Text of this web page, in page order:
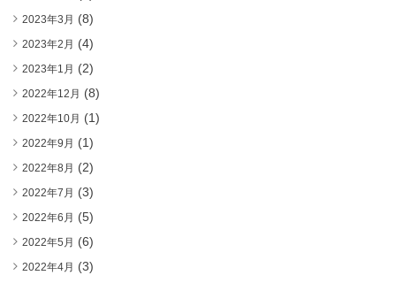
2023年3月 (8)
2023年2月 (4)
2023年1月 (2)
2022年12月 (8)
2022年10月 (1)
2022年9月 (1)
2022年8月 (2)
2022年7月 (3)
2022年6月 (5)
2022年5月 (6)
2022年4月 (3)